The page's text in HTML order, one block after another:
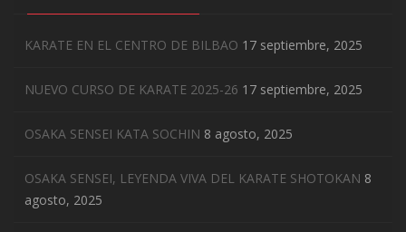
KARATE EN EL CENTRO DE BILBAO 17 septiembre, 2025
NUEVO CURSO DE KARATE 2025-26 17 septiembre, 2025
OSAKA SENSEI KATA SOCHIN 8 agosto, 2025
OSAKA SENSEI, LEYENDA VIVA DEL KARATE SHOTOKAN 8
agosto, 2025